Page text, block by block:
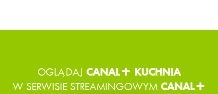
OGLĄDAJ CANAL+ KUCHNIA
W SERWISIE STREAMINGOWYM CANAL+